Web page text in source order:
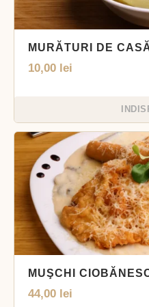
MURĂTURI DE
10,00 lei
MUŞCHI
44,00 lei